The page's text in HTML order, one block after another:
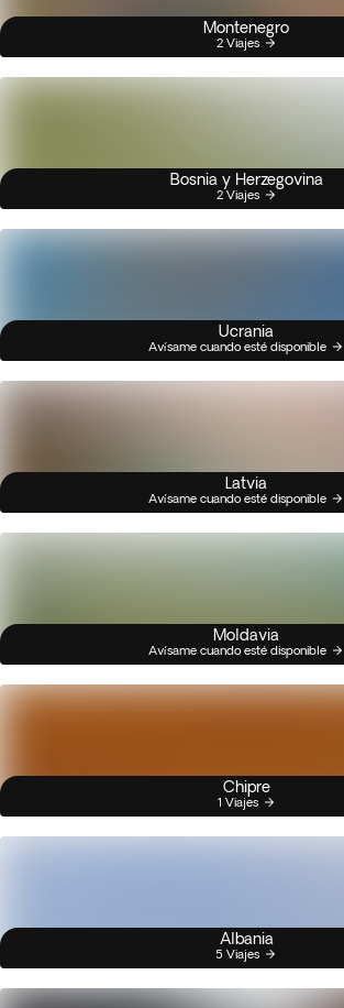
Montenegro
2 Viajes
Bosnia y Herzegovina
2 Viajes
Ucrania
Avísame cuando esté disponible
Latvia
Avísame cuando esté disponible
Moldavia
Avísame cuando esté disponible
Chipre
1 Viajes
Albania
5 Viajes